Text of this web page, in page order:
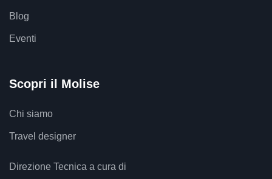
Blog
Eventi
Scopri il Molise
Chi siamo
Travel designer
Direzione Tecnica a cura di